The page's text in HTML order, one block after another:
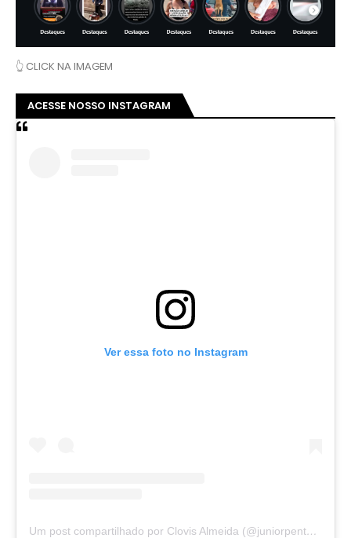
👆 CLICK NA IMAGEM
ACESSE NOSSO INSTAGRAM
Ver essa foto no Instagram
Um post compartilhado por Clovis Almeida (@juniorpentecoste01)